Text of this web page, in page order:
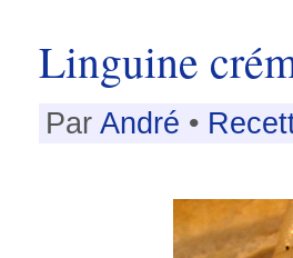
Linguine
Par André •